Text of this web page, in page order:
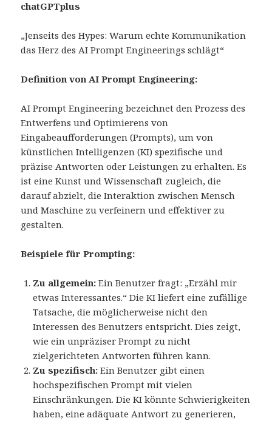
chatGPTplus
„Jenseits des Hypes: Warum echte Kommunikation
das Herz des AI Prompt Engineerings schlägt“
Definition von AI Prompt Engineering:
AI Prompt Engineering bezeichnet den Prozess des
Entwerfens und Optimierens von
Eingabeaufforderungen (Prompts), um von
künstlichen Intelligenzen (KI) spezifische und
präzise Antworten oder Leistungen zu erhalten. Es
ist eine Kunst und Wissenschaft zugleich, die
darauf abzielt, die Interaktion zwischen Mensch
und Maschine zu verfeinern und effektiver zu
gestalten.
Beispiele für Prompting:
Zu allgemein: Ein Benutzer fragt: „Erzähl mir
etwas Interessantes.“ Die KI liefert eine zufällige
Tatsache, die möglicherweise nicht den
Interessen des Benutzers entspricht. Dies zeigt,
wie ein unpräziser Prompt zu nicht
zielgerichteten Antworten führen kann.
Zu spezifisch: Ein Benutzer gibt einen
hochspezifischen Prompt mit vielen
Einschränkungen. Die KI könnte Schwierigkeiten
haben, eine adäquate Antwort zu generieren,